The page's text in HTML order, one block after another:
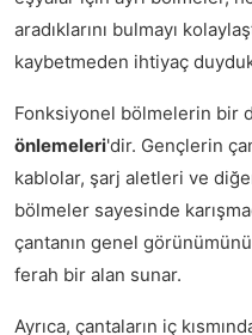
aradıklarını bulmayı
kaybetmeden ihtiyaç
Fonksiyonel bölmelerin bir
önlemeleri'dir. Gençlerin
kablolar, şarj aletleri ve
bölmeler sayesinde
çantanın genel
ferah bir alan sunar.
Ayrıca, çantaların iç